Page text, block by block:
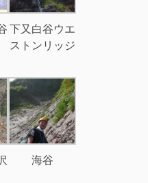
下又白谷ウエ
ストンリッジ
海谷